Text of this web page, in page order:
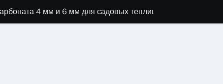
4 мм и 6 мм для садовых теплиц
алгоритмы работы, интерфейсы и совместимость